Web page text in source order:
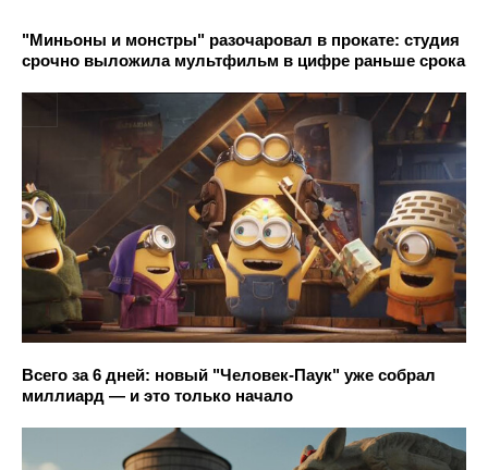
"Миньоны и монстры" разочаровал в прокате: студия
срочно выложила мультфильм в цифре раньше срока
Всего за 6 дней: новый "Человек-Паук" уже собрал
миллиард — и это только начало